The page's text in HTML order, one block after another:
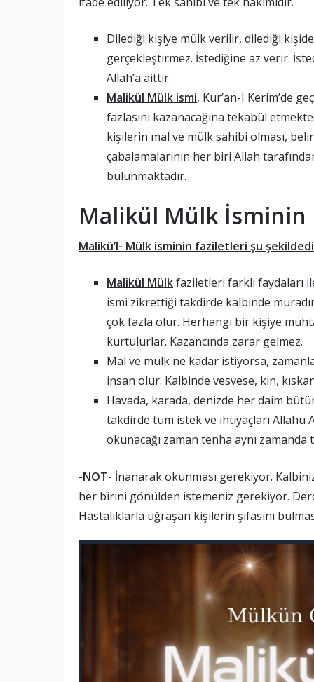
Dilediği kişiye mülk verilir, dilediği
gerçekleştirmez. İstediğine az verir.
Allah’a aittir.
Malikül Mülk ismi, Kur’an-I Kerim’de
fazlasını kazanacağına tekabül
kişilerin mal ve mülk sahibi olması,
çabalamalarının her biri Allah
bulunmaktadır.
Malikül Mülk İsminin
Malikü’l- Mülk isminin faziletleri şu
Malikül Mülkfaziletleri farklı faydaları
ismi zikrettiği takdirde kalbinde
çok fazla olur. Herhangi bir kişiye
kurtulurlar. Kazancında zarar gelmez.
Mal ve mülk ne kadar istiyorsa,
insan olur. Kalbinde vesvese, kin,
Havada, karada, denizde her daim
takdirde tüm istek ve ihtiyaçları Allahu
okunacağı zaman tenha aynı
-NOT- İnanarak okunması gerekiyor.
her birini gönülden istemeniz gerekiyor.
Hastalıklarla uğraşan kişilerin şifasını